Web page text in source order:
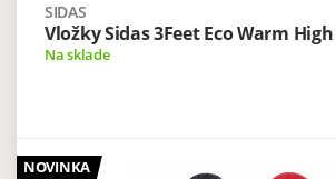
SIDAS
Vložky Sidas 3Feet Eco Warm High
Na sklade
NOVINKA